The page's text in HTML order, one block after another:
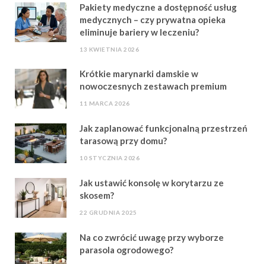
Pakiety medyczne a dostępność usług
medycznych – czy prywatna opieka
eliminuje bariery w leczeniu?
13 KWIETNIA 2026
Krótkie marynarki damskie w
nowoczesnych zestawach premium
11 MARCA 2026
Jak zaplanować funkcjonalną przestrzeń
tarasową przy domu?
10 STYCZNIA 2026
Jak ustawić konsolę w korytarzu ze
skosem?
22 GRUDNIA 2025
Na co zwrócić uwagę przy wyborze
parasola ogrodowego?